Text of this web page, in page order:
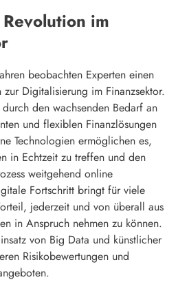
im
beobachten Experten einen
Digitalisierung im Finanzsektor.
den wachsenden Bedarf an
und flexiblen Finanzlösungen
Technologien ermöglichen es,
in Echtzeit zu treffen und den
weitgehend online
Fortschritt bringt für viele
jederzeit und von überall aus
in Anspruch nehmen zu können.
von Big Data und künstlicher
Risikobewertungen und